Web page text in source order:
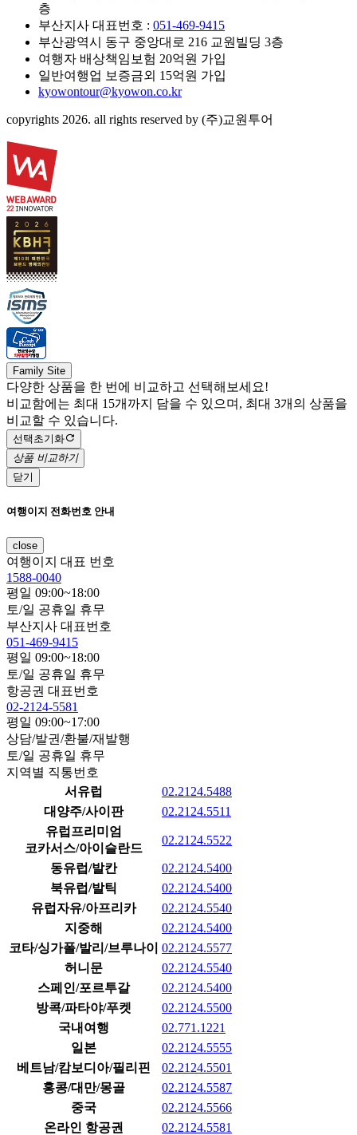
층
부산지사 대표번호 : 051-469-9415
부산광역시 동구 중앙대로 216 교원빌딩 3층
여행자 배상책임보험 20억원 가입
일반여행업 보증금외 15억원 가입
kyowontour@kyowon.co.kr
copyrights 2026. all rights reserved by (주)교원투어
Family Site
다양한 상품을 한 번에 비교하고 선택해보세요!
비교함에는 최대 15개까지 담을 수 있으며, 최대 3개의 상품을
비교할 수 있습니다.
선택초기화
상품 비교하기
닫기
여행이지 전화번호 안내
close
여행이지 대표 번호
1588-0040
평일 09:00~18:00
토/일 공휴일 휴무
부산지사 대표번호
051-469-9415
평일 09:00~18:00
토/일 공휴일 휴무
항공권 대표번호
02-2124-5581
평일 09:00~17:00
상담/발권/환불/재발행
토/일 공휴일 휴무
지역별 직통번호
서유럽
02.2124.5488
대양주/사이판
02.2124.5511
유럽프리미엄
코카서스/아이슬란드
02.2124.5522
동유럽/발칸
02.2124.5400
북유럽/발틱
02.2124.5400
유럽자유/아프리카
02.2124.5540
지중해
02.2124.5400
코타/싱가폴/발리/브루나이 02.2124.5577
허니문
02.2124.5540
스페인/포르투갈
02.2124.5400
방콕/파타야/푸켓
02.2124.5500
국내여행
02.771.1221
일본
02.2124.5555
베트남/캄보디아/필리핀
02.2124.5501
홍콩/대만/몽골
02.2124.5587
중국
02.2124.5566
온라인 항공권
02.2124.5581